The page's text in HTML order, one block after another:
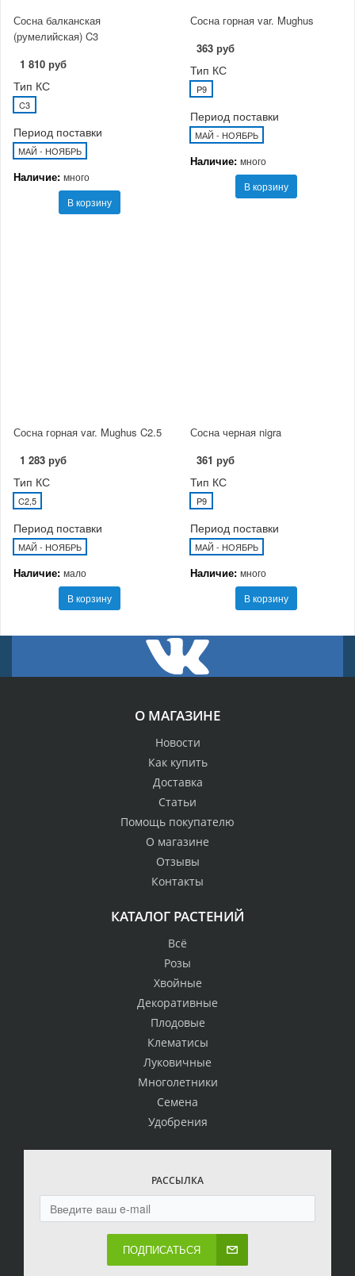
Сосна балканская
(румелийская) C3
1 810 руб
Тип КС
C3
Период поставки
МАЙ - НОЯБРЬ
Наличие: много
В корзину
Сосна горная var. Mughus
363 руб
Тип КС
P9
Период поставки
МАЙ - НОЯБРЬ
Наличие: много
В корзину
Сосна горная var. Mughus C2.5
1 283 руб
Тип КС
C2,5
Период поставки
МАЙ - НОЯБРЬ
Наличие: мало
В корзину
Сосна черная nigra
361 руб
Тип КС
P9
Период поставки
МАЙ - НОЯБРЬ
Наличие: много
В корзину
О МАГАЗИНЕ
Новости
Как купить
Доставка
Статьи
Помощь покупателю
О магазине
Отзывы
Контакты
КАТАЛОГ РАСТЕНИЙ
Всё
Розы
Хвойные
Декоративные
Плодовые
Клематисы
Луковичные
Многолетники
Семена
Удобрения
РАССЫЛКА
ПОДПИСАТЬСЯ